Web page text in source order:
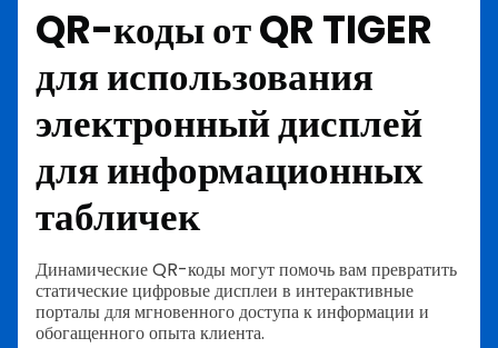
QR-коды от QR TIGER
для использования
электронный дисплей
для информационных
табличек
Динамические QR-коды могут помочь вам превратить
статические цифровые дисплеи в интерактивные
порталы для мгновенного доступа к информации и
обогащенного опыта клиента.